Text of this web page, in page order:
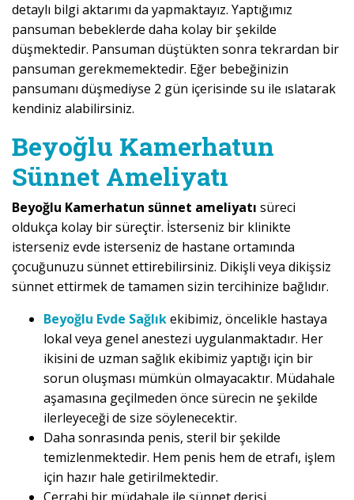
detaylı bilgi aktarımı da yapmaktayız. Yaptığımız
pansuman bebeklerde daha kolay bir şekilde
düşmektedir. Pansuman düştükten sonra tekrardan bir
pansuman gerekmemektedir. Eğer bebeğinizin
pansumanı düşmediyse 2 gün içerisinde su ile ıslatarak
kendiniz alabilirsiniz.
Beyoğlu Kamerhatun
Sünnet Ameliyatı
Beyoğlu Kamerhatun sünnet ameliyatı süreci
oldukça kolay bir süreçtir. İsterseniz bir klinikte
isterseniz evde isterseniz de hastane ortamında
çocuğunuzu sünnet ettirebilirsiniz. Dikişli veya dikişsiz
sünnet ettirmek de tamamen sizin tercihinize bağlıdır.
Beyoğlu Evde Sağlıkekibimiz, öncelikle hastaya
lokal veya genel anestezi uygulanmaktadır. Her
ikisini de uzman sağlık ekibimiz yaptığı için bir
sorun oluşması mümkün olmayacaktır. Müdahale
aşamasına geçilmeden önce sürecin ne şekilde
ilerleyeceği de size söylenecektir.
Daha sonrasında penis, steril bir şekilde
temizlenmektedir. Hem penis hem de etrafı, işlem
için hazır hale getirilmektedir.